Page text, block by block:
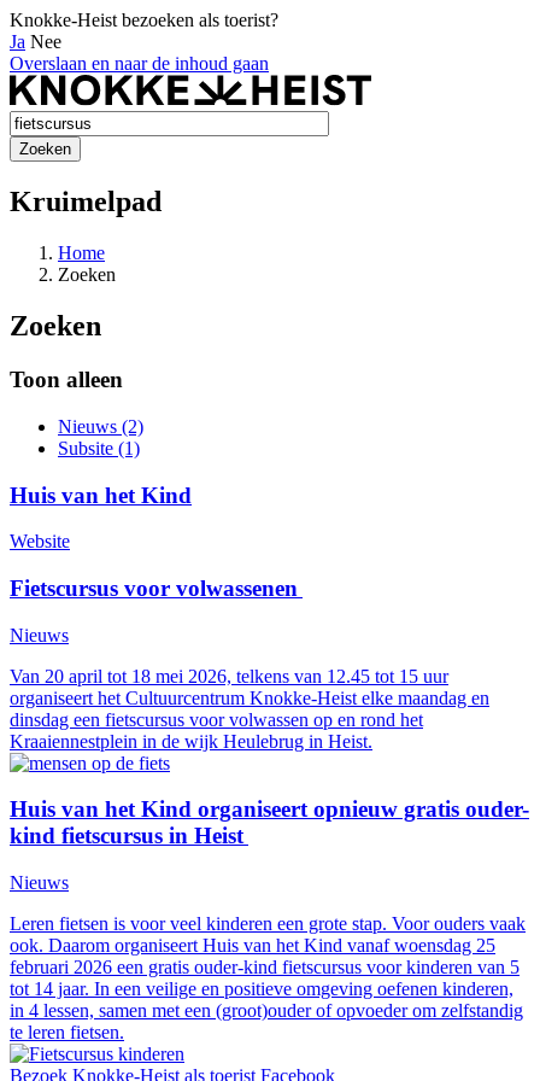
Knokke-Heist bezoeken als toerist?
Ja Nee
Overslaan en naar de inhoud gaan
Kruimelpad
Home
Zoeken
Zoeken
Toon alleen
Nieuws (2)
Subsite (1)
Huis van het Kind
Website
Fietscursus voor volwassenen
Nieuws
Van 20 april tot 18 mei 2026, telkens van 12.45 tot 15 uur
organiseert het Cultuurcentrum Knokke-Heist elke maandag en
dinsdag een fietscursus voor volwassen op en rond het
Kraaiennestplein in de wijk Heulebrug in Heist.
Huis van het Kind organiseert opnieuw gratis ouder-
kind fietscursus in Heist
Nieuws
Leren fietsen is voor veel kinderen een grote stap. Voor ouders vaak
ook. Daarom organiseert Huis van het Kind vanaf woensdag 25
februari 2026 een gratis ouder-kind fietscursus voor kinderen van 5
tot 14 jaar. In een veilige en positieve omgeving oefenen kinderen,
in 4 lessen, samen met een (groot)ouder of opvoeder om zelfstandig
te leren fietsen.
Bezoek Knokke-Heist als toerist Facebook